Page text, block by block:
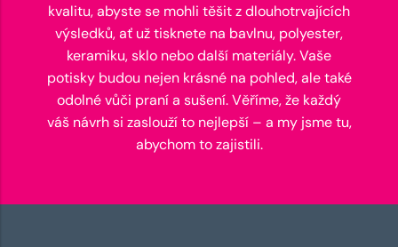
kvalitu, abyste se mohli těšit z dlouhotrvajících
výsledků, ať už tisknete na bavlnu, polyester,
keramiku, sklo nebo další materiály. Vaše
potisky budou nejen krásné na pohled, ale také
odolné vůči praní a sušení. Věříme, že každý
váš návrh si zaslouží to nejlepší – a my jsme tu,
abychom to zajistili.